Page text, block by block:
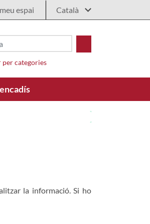
espai
per categories
la informació. Si ho